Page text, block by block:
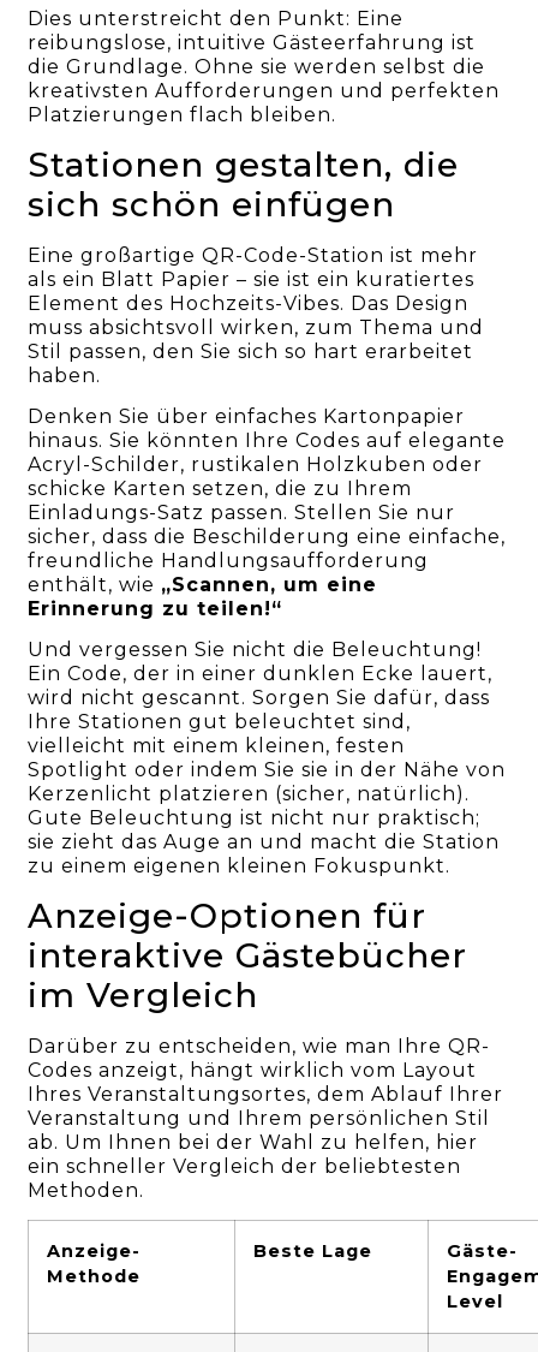
Dies unterstreicht den Punkt: Eine
reibungslose, intuitive Gästeerfahrung ist
die Grundlage. Ohne sie werden selbst die
kreativsten Aufforderungen und perfekten
Platzierungen flach bleiben.
Stationen gestalten, die
sich schön einfügen
Eine großartige QR-Code-Station ist mehr
als ein Blatt Papier – sie ist ein kuratiertes
Element des Hochzeits-Vibes. Das Design
muss absichtsvoll wirken, zum Thema und
Stil passen, den Sie sich so hart erarbeitet
haben.
Denken Sie über einfaches Kartonpapier
hinaus. Sie könnten Ihre Codes auf elegante
Acryl-Schilder, rustikalen Holzkuben oder
schicke Karten setzen, die zu Ihrem
Einladungs-Satz passen. Stellen Sie nur
sicher, dass die Beschilderung eine einfache,
freundliche Handlungsaufforderung
enthält, wie „Scannen, um eine
Erinnerung zu teilen!“
Und vergessen Sie nicht die Beleuchtung!
Ein Code, der in einer dunklen Ecke lauert,
wird nicht gescannt. Sorgen Sie dafür, dass
Ihre Stationen gut beleuchtet sind,
vielleicht mit einem kleinen, festen
Spotlight oder indem Sie sie in der Nähe von
Kerzenlicht platzieren (sicher, natürlich).
Gute Beleuchtung ist nicht nur praktisch;
sie zieht das Auge an und macht die Station
zu einem eigenen kleinen Fokuspunkt.
Anzeige-Optionen für
interaktive Gästebücher
im Vergleich
Darüber zu entscheiden, wie man Ihre QR-
Codes anzeigt, hängt wirklich vom Layout
Ihres Veranstaltungsortes, dem Ablauf Ihrer
Veranstaltung und Ihrem persönlichen Stil
ab. Um Ihnen bei der Wahl zu helfen, hier
ein schneller Vergleich der beliebtesten
Methoden.
Anzeige-
Methode
Beste Lage
Gäste-
Level